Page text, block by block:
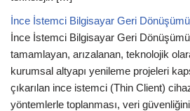
İnce İstemci Bilgisayar Geri Dönüşümü
İnce İstemci Bilgisayar Geri
tamamlayan, arızalanan, teknolojik
kurumsal altyapı yenileme projeleri
çıkarılan ince istemci (Thin Client)
yöntemlerle toplanması, veri